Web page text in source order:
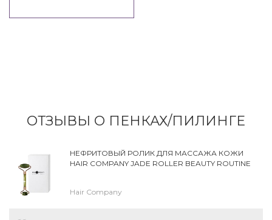
ОТЗЫВЫ О ПЕНКАХ/ПИЛИНГЕ
НЕФРИТОВЫЙ РОЛИК ДЛЯ МАССАЖА КОЖИ
HAIR COMPANY JADE ROLLER BEAUTY ROUTINE
Hair Company